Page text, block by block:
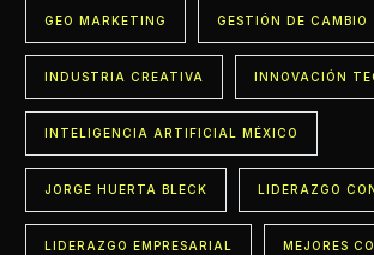
GEO MARKETING GESTIÓN DE CAMBIO
INDUSTRIA CREATIVA INNOVACIÓN
INTELIGENCIA ARTIFICIAL MÉXICO
JORGE HUERTA BLECK LIDERAZGO
LIDERAZGO EMPRESARIAL MEJORES